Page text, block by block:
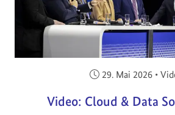
Veröffentlicht am:
29. Mai 2026 •
Video: Cloud & Data